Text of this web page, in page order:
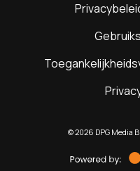
©2026 DPG Media